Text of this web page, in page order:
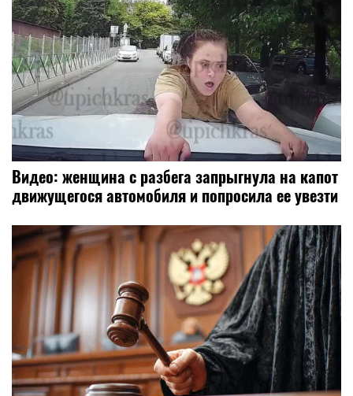
Видео: женщина с разбега запрыгнула на капот
движущегося автомобиля и попросила ее увезти